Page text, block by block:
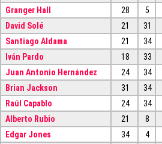
Granger Hall
28 5
David Solé
21 31
Santiago Aldama
21 34
Iván Pardo
18 33
Juan Antonio Hernández
24 34
Brian Jackson
31 34
Raúl Capablo
24 34
Alberto Rubio
21 8
Edgar Jones
34 4